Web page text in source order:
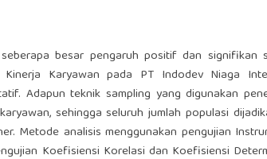
besar pengaruh positif dan signifikan
Karyawan pada PT Indodev Niaga
Adapun teknik sampling yang digunakan
sehingga seluruh jumlah populasi
Metode analisis menggunakan pengujian
Koefisiensi Korelasi dan Koefisiensi